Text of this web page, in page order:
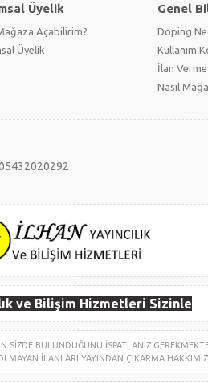
Üyelik
Açabilirim?
Üyelik
Genel
Doping
Kullanım
İlan Verme
Nasıl
ve Bilişim Hizmetleri Sizinle
SİZDE BULUNDUĞUNU İSPATLANIZ
İLANLARI YAYINDAN ÇIKARMA